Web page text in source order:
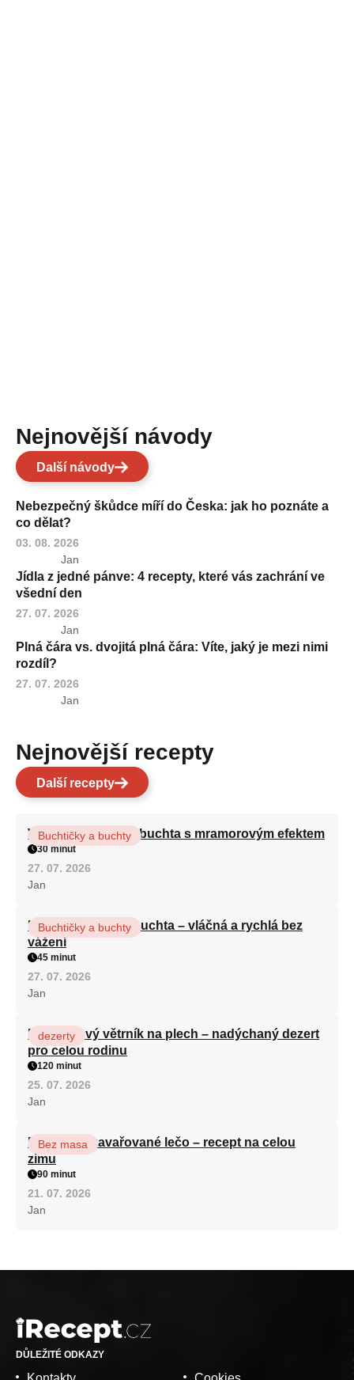
Nejnovější návody
Další návody
Nebezpečný škůdce míří do Česka: jak ho poznáte a
co dělat?
03. 08. 2026
Jan
Jídla z jedné pánve: 4 recepty, které vás zachrání ve
všední den
27. 07. 2026
Jan
Plná čára vs. dvojitá plná čára: Víte, jaký je mezi nimi
rozdíl?
27. 07. 2026
Jan
Nejnovější recepty
Další recepty
Vláčná olejová litá buchta s mramorovým efektem
Buchtičky a buchty
30 minut
27. 07. 2026
Jan
Hrnková maková buchta – vláčná a rychlá bez
vážení
Buchtičky a buchty
45 minut
27. 07. 2026
Jan
Karamelový větrník na plech – nadýchaný dezert
pro celou rodinu
dezerty
120 minut
25. 07. 2026
Jan
Babiččino zavařované lečo – recept na celou
zimu
Bez masa
90 minut
21. 07. 2026
Jan
DŮLEŽITÉ ODKAZY